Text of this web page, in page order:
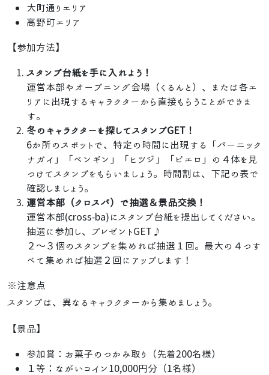
大町通りエリア
高野町エリア
【参加方法】
スタンプ台紙を手に入れよう！
運営本部やオープニング会場（くるんと）、または各エ
リアに出現するキャラクターから直接もらうことができま
す。
冬のキャラクターを探してスタンプGET！
6か所のスポットで、特定の時間に出現する「バーニック
ナガイ」「ペンギン」「ヒツジ」「ピエロ」の４体を見
つけてスタンプをもらいましょう。時間割は、下記の表で
確認しましょう。
運営本部（クロスバ）で抽選＆景品交換！
運営本部(cross-ba)にスタンプ台紙を提出してください。
抽選に参加し、プレゼントGET♪
２～３個のスタンプを集めれば抽選１回。最大の４つす
べて集めれば抽選２回にアップします！
※注意点
スタンプは、異なるキャラクターから集めましょう。
【景品】
参加賞：お菓子のつかみ取り（先着200名様）
１等：ながいコイン10,000円分（1名様）